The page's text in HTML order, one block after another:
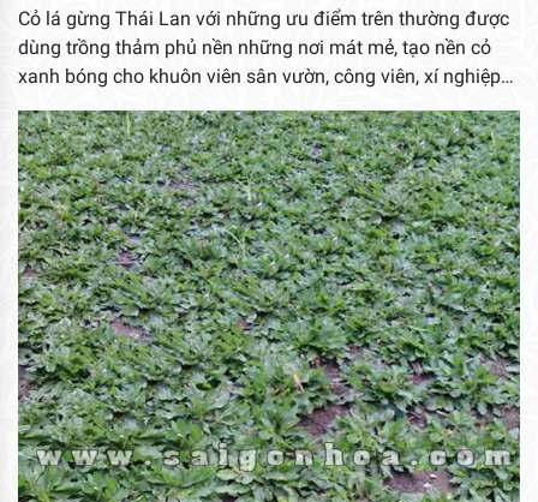
Cỏ lá gừng Thái Lan với những ưu điểm trên thường được
dùng trồng thảm phủ nền những nơi mát mẻ, tạo nền cỏ
xanh bóng cho khuôn viên sân vườn, công viên, xí nghiệp…